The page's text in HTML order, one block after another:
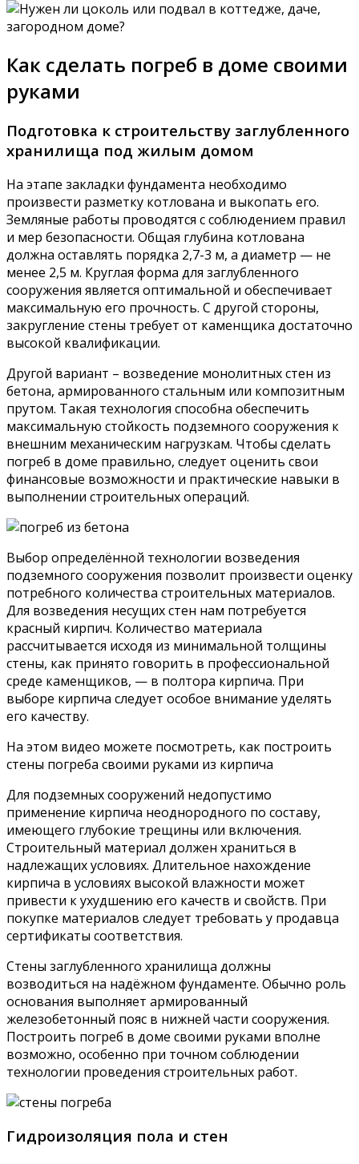
Как сделать погреб в доме своими
руками
Подготовка к строительству заглубленного
хранилища под жилым домом
На этапе закладки фундамента необходимо
произвести разметку котлована и выкопать его.
Земляные работы проводятся с соблюдением правил
и мер безопасности. Общая глубина котлована
должна оставлять порядка 2,7-3 м, а диаметр — не
менее 2,5 м. Круглая форма для заглубленного
сооружения является оптимальной и обеспечивает
максимальную его прочность. С другой стороны,
закругление стены требует от каменщика достаточно
высокой квалификации.
Другой вариант – возведение монолитных стен из
бетона, армированного стальным или композитным
прутом. Такая технология способна обеспечить
максимальную стойкость подземного сооружения к
внешним механическим нагрузкам. Чтобы сделать
погреб в доме правильно, следует оценить свои
финансовые возможности и практические навыки в
выполнении строительных операций.
Выбор определённой технологии возведения
подземного сооружения позволит произвести оценку
потребного количества строительных материалов.
Для возведения несущих стен нам потребуется
красный кирпич. Количество материала
рассчитывается исходя из минимальной толщины
стены, как принято говорить в профессиональной
среде каменщиков, — в полтора кирпича. При
выборе кирпича следует особое внимание уделять
его качеству.
На этом видео можете посмотреть, как построить
стены погреба своими руками из кирпича
Для подземных сооружений недопустимо
применение кирпича неоднородного по составу,
имеющего глубокие трещины или включения.
Строительный материал должен храниться в
надлежащих условиях. Длительное нахождение
кирпича в условиях высокой влажности может
привести к ухудшению его качеств и свойств. При
покупке материалов следует требовать у продавца
сертификаты соответствия.
Стены заглубленного хранилища должны
возводиться на надёжном фундаменте. Обычно роль
основания выполняет армированный
железобетонный пояс в нижней части сооружения.
Построить погреб в доме своими руками вполне
возможно, особенно при точном соблюдении
технологии проведения строительных работ.
Гидроизоляция пола и стен